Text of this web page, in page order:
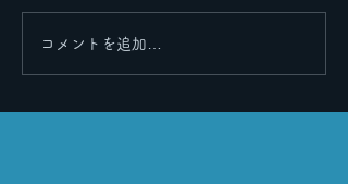
コメントを追加…